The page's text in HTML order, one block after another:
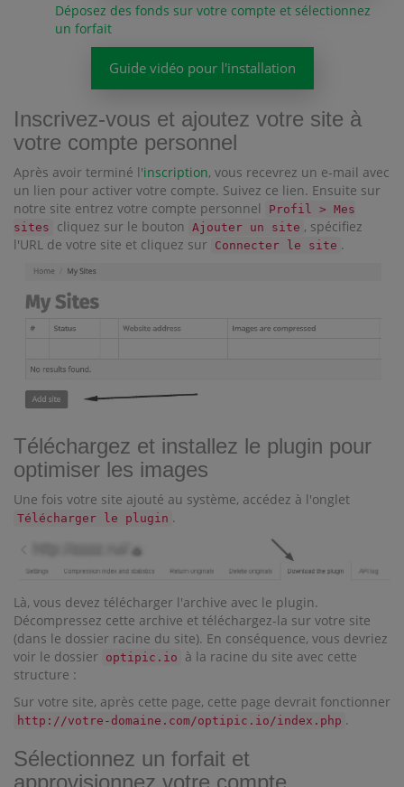
Déposez des fonds sur votre compte et sélectionnez
un forfait
Guide vidéo pour l'installation
Inscrivez-vous et ajoutez votre site à
votre compte personnel
Après avoir terminé l'inscription, vous recevrez un e-mail avec
un lien pour activer votre compte. Suivez ce lien. Ensuite sur
notre site entrez votre compte personnel
Profil > Mes
sites
cliquez sur le bouton Ajouter un site , spécifiez
l'URL de votre site et cliquez sur Connecter le site .
Téléchargez et installez le plugin pour
optimiser les images
Une fois votre site ajouté au système, accédez à l'onglet
Télécharger le plugin .
Là, vous devez télécharger l'archive avec le plugin.
Décompressez cette archive et téléchargez-la sur votre site
(dans le dossier racine du site). En conséquence, vous devriez
voir le dossier optipic.io
à la racine du site avec cette
structure :
Sur votre site, après cette page, cette page devrait fonctionner
http://votre-domaine.com/optipic.io/index.php .
Sélectionnez un forfait et
approvisionnez votre compte